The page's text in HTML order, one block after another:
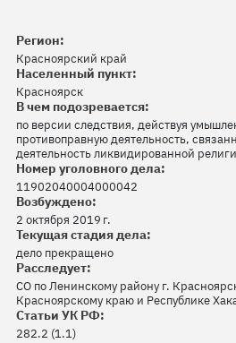
Регион:
Красноярский край
Населенный пункт:
Красноярск
В чем подозревается:
по версии следствия, действуя
противоправную деятельность,
деятельность ликвидированной
Номер уголовного дела:
11902040004000042
Возбуждено:
2 октября 2019 г.
Текущая стадия дела:
дело прекращено
Расследует:
СО по Ленинскому району г.
Красноярскому краю и Республике
Статьи УК РФ:
282.2 (1.1)